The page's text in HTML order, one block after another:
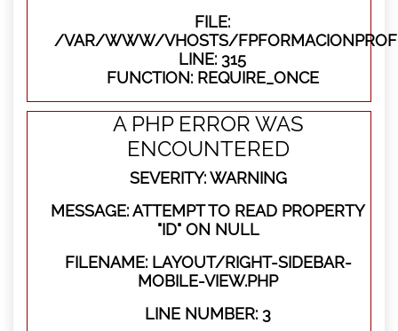
FILE:
/VAR/WWW/VHOSTS/
LINE: 315
FUNCTION: REQUIRE_ONCE
A PHP ERROR WAS
ENCOUNTERED
SEVERITY: WARNING
MESSAGE: ATTEMPT TO READ PROPERTY
"ID" ON NULL
FILENAME: LAYOUT/RIGHT-SIDEBAR-
MOBILE-VIEW.PHP
LINE NUMBER: 3